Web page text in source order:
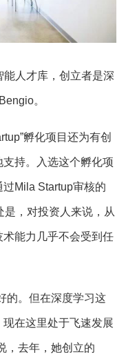
人才库，创立者是深
。
孵化项目还为有创
持。入选这个孵化项
Mila Startup审核的
，对投资人来说，从
能力几乎不会受到任
的。但在深度学习这
在这里处于飞速发展
，去年，她创立的